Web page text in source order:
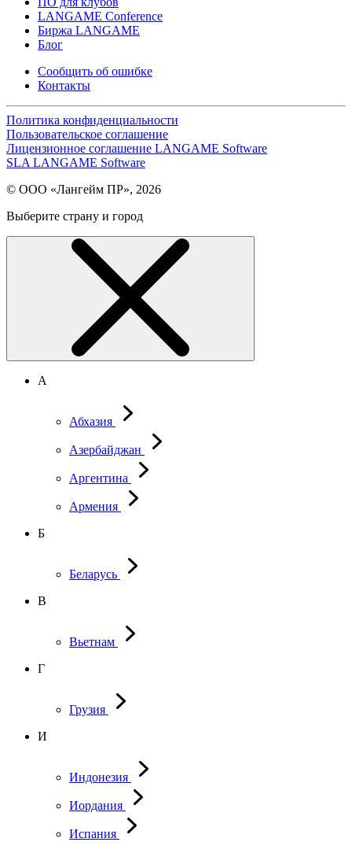
LANGAME Conference
Биржа LANGAME
Блог
Сообщить об ошибке
Контакты
Политика конфиденциальности
Пользовательское соглашение
Лицензионное соглашение LANGAME Software
SLA LANGAME Software
© ООО «Лангейм ПР», 2026
Выберите страну и город
А
Абхазия
Азербайджан
Аргентина
Армения
Б
Беларусь
В
Вьетнам
Г
Грузия
И
Индонезия
Иордания
Испания